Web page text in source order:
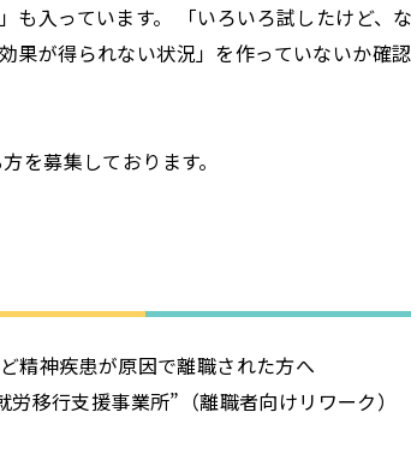
も入っています。 「いろいろ試したけど、
果が得られない状況」を作っていないか確
を募集しております。
精神疾患が原因で離職された方へ
移行支援事業所”（離職者向けリワーク）